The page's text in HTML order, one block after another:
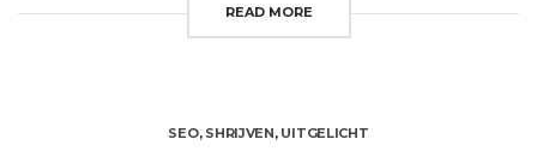
READ MORE
SEO, SHRIJVEN, UITGELICHT